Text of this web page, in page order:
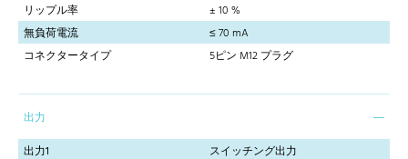
リップル率
± 10 %
無負荷電流
≤ 70 mA
コネクタータイプ
5ピン M12 プラグ
出力
出力1
スイッチング出力